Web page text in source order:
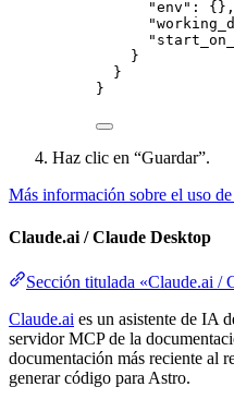
"env" : {},
}
}
}
Haz clic en “Guardar”.
Más información sobre el uso
Claude.ai / Claude Desktop
Sección titulada «Claude.ai /
Claude.ai es un asistente de IA
servidor MCP de la
documentación más reciente al
generar código para Astro.